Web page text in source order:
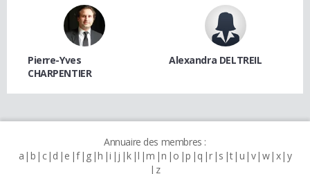
Pierre-Yves
CHARPENTIER
Alexandra DELTREIL
Annuaire des membres :
a b c d e f g h i j k l m n o p q r s t u v w x y
z